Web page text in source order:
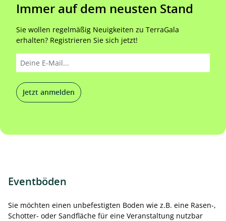
Immer auf dem neusten Stand
Sie wollen regelmäßig Neuigkeiten zu TerraGala
erhalten? Registrieren Sie sich jetzt!
Jetzt anmelden
Eventböden
Sie möchten einen unbefestigten Boden wie z.B. eine Rasen-,
Schotter- oder Sandfläche für eine Veranstaltung nutzbar